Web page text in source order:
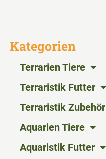
Kategorien
Terrarien Tiere
Terraristik Futter
Terraristik Zubehör
Aquarien Tiere
Aquaristik Futter